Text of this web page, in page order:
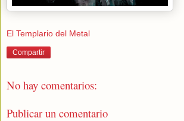
El Templario del Metal
Compartir
No hay comentarios:
Publicar un comentario